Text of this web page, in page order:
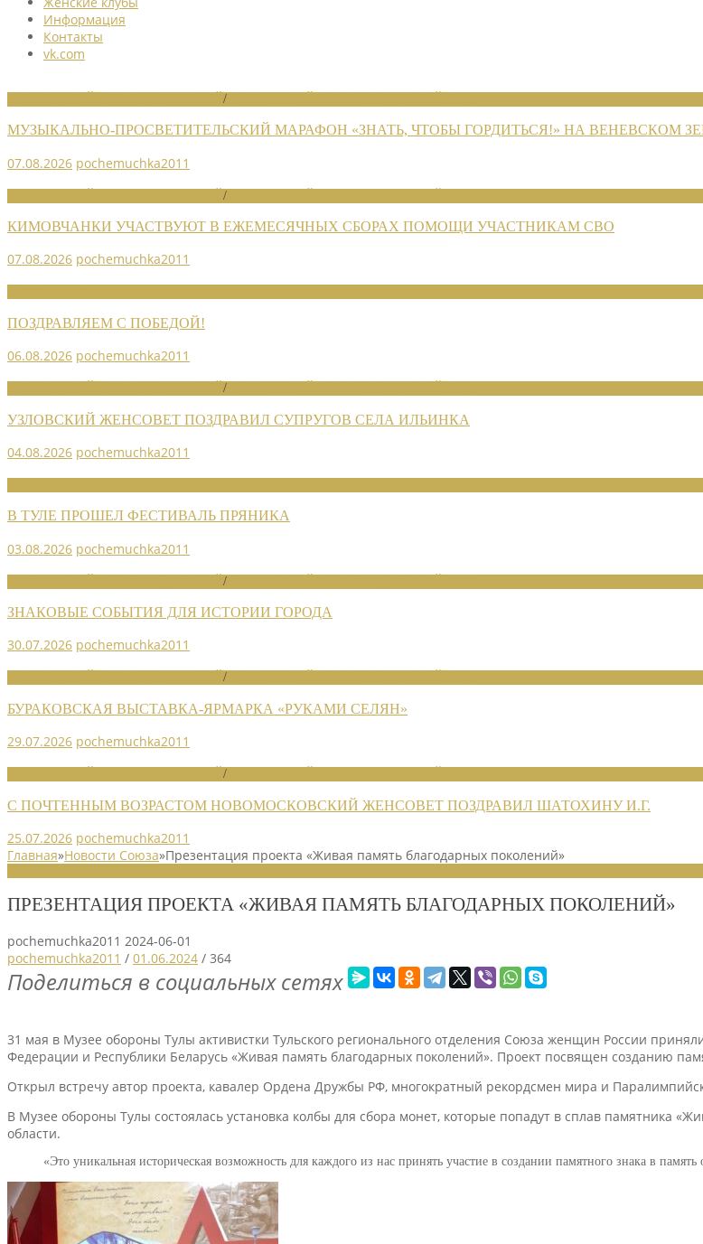
Информация
Контакты
vk.com
/
МУЗЫКАЛЬНО-ПРОСВЕТИТЕЛЬСКИЙ МАРАФОН «ЗНАТЬ, ЧТОБЫ ГОРДИТЬСЯ!» НА ВЕНЕВСКОМ
07.08.2026 pochemuchka2011
/
КИМОВЧАНКИ УЧАСТВУЮТ В ЕЖЕМЕСЯЧНЫХ СБОРАХ ПОМОЩИ УЧАСТНИКАМ СВО
07.08.2026 pochemuchka2011
ПОЗДРАВЛЯЕМ С ПОБЕДОЙ!
06.08.2026 pochemuchka2011
/
УЗЛОВСКИЙ ЖЕНСОВЕТ ПОЗДРАВИЛ СУПРУГОВ СЕЛА ИЛЬИНКА
04.08.2026 pochemuchka2011
В ТУЛЕ ПРОШЕЛ ФЕСТИВАЛЬ ПРЯНИКА
03.08.2026 pochemuchka2011
/
ЗНАКОВЫЕ СОБЫТИЯ ДЛЯ ИСТОРИИ ГОРОДА
30.07.2026 pochemuchka2011
/
БУРАКОВСКАЯ ВЫСТАВКА-ЯРМАРКА «РУКАМИ СЕЛЯН»
29.07.2026 pochemuchka2011
/
С ПОЧТЕННЫМ ВОЗРАСТОМ НОВОМОСКОВСКИЙ ЖЕНСОВЕТ ПОЗДРАВИЛ ШАТОХИНУ И.Г.
25.07.2026 pochemuchka2011
Главная»Новости Союза»Презентация проекта «Живая память благодарных поколений»
ПРЕЗЕНТАЦИЯ ПРОЕКТА «ЖИВАЯ ПАМЯТЬ БЛАГОДАРНЫХ ПОКОЛЕНИЙ»
pochemuchka2011 2024-06-01
pochemuchka2011 / 01.06.2024 / 364
Поделиться в социальных сетях
31 мая в Музее обороны Тулы активистки Тульского регионального отделения Союза женщин России
Федерации и Республики Беларусь «Живая память благодарных поколений». Проект посвящен созданию
Открыл встречу автор проекта, кавалер Ордена Дружбы РФ, многократный рекордсмен мира и
В Музее обороны Тулы состоялась установка колбы для сбора монет, которые попадут в сплав памятника
области.
«Это уникальная историческая возможность для каждого из нас принять участие в создании памятного знака в